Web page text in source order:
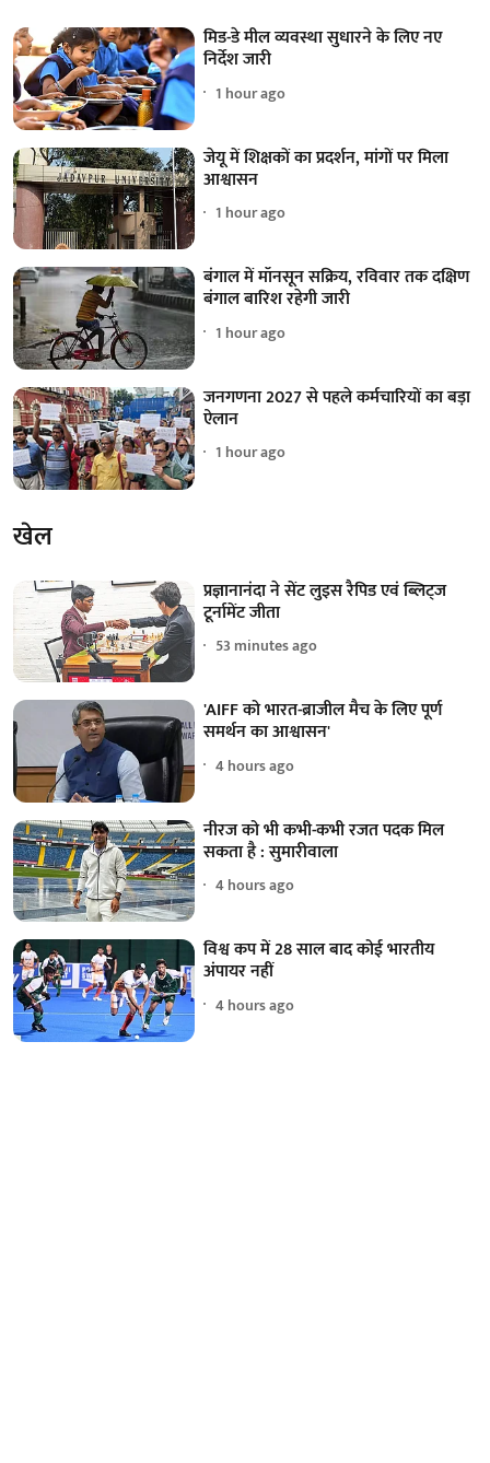
मिड-डे मील व्यवस्था सुधारने के लिए नए
निर्देश जारी
1 hour ago
जेयू में शिक्षकों का प्रदर्शन, मांगों पर मिला
आश्वासन
1 hour ago
बंगाल में मॉनसून सक्रिय, रविवार तक दक्षिण
बंगाल बारिश रहेगी जारी
1 hour ago
जनगणना 2027 से पहले कर्मचारियों का बड़ा
ऐलान
1 hour ago
खेल
प्रज्ञानानंदा ने सेंट लुइस रैपिड एवं ब्लिट्ज
टूर्नामेंट जीता
53 minutes ago
'AIFF को भारत-ब्राजील मैच के लिए पूर्ण
समर्थन का आश्वासन'
4 hours ago
नीरज को भी कभी-कभी रजत पदक मिल
सकता है : सुमारीवाला
4 hours ago
विश्व कप में 28 साल बाद कोई भारतीय
अंपायर नहीं
4 hours ago